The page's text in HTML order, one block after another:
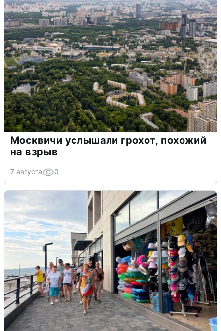
Москвичи услышали грохот, похожий
на взрыв
7 августа 0